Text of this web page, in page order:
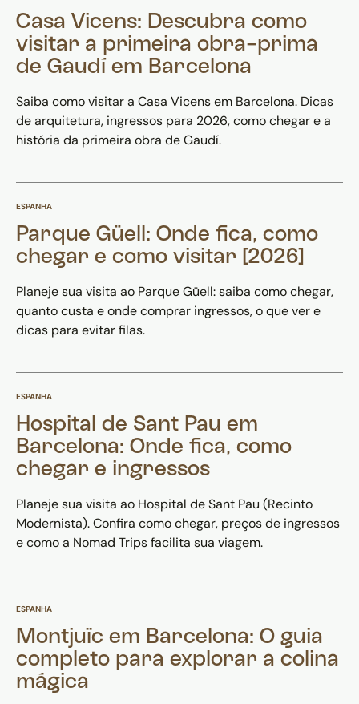
Casa Vicens: Descubra como
visitar a primeira obra-prima
de Gaudí em Barcelona
Saiba como visitar a Casa Vicens em Barcelona. Dicas
de arquitetura, ingressos para 2026, como chegar e a
história da primeira obra de Gaudí.
ESPANHA
Parque Güell: Onde fica, como
chegar e como visitar [2026]
Planeje sua visita ao Parque Güell: saiba como chegar,
quanto custa e onde comprar ingressos, o que ver e
dicas para evitar filas.
ESPANHA
Hospital de Sant Pau em
Barcelona: Onde fica, como
chegar e ingressos
Planeje sua visita ao Hospital de Sant Pau (Recinto
Modernista). Confira como chegar, preços de ingressos
e como a Nomad Trips facilita sua viagem.
ESPANHA
Montjuïc em Barcelona: O guia
completo para explorar a colina
mágica